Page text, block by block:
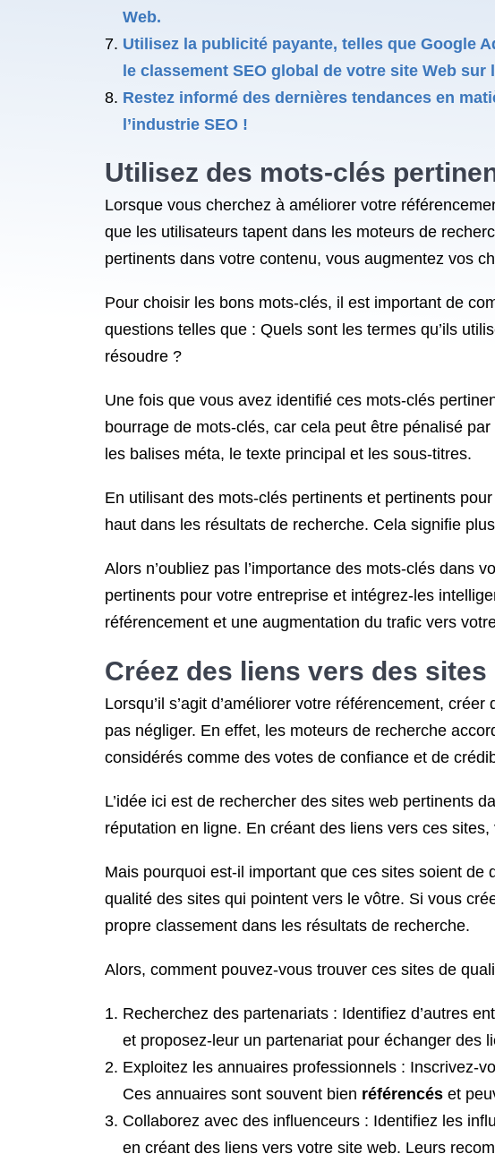
Web.
Utilisez la publicité payante, telles que Google
le classement SEO global de votre site Web sur
Restez informé des dernières tendances en
l’industrie SEO !
Utilisez des mots-clés
Lorsque vous cherchez à améliorer votre
que les utilisateurs tapent dans les moteurs de
pertinents dans votre contenu, vous augmentez vos
Pour choisir les bons mots-clés, il est important de
questions telles que : Quels sont les termes qu’ils
résoudre ?
Une fois que vous avez identifié ces mots-clés
bourrage de mots-clés, car cela peut être pénalisé
les balises méta, le texte principal et les sous-titres.
En utilisant des mots-clés pertinents et pertinents
haut dans les résultats de recherche. Cela signifie
Alors n’oubliez pas l’importance des mots-clés dans
pertinents pour votre entreprise et intégrez-les
référencement et une augmentation du trafic vers
Créez des liens vers des
Lorsqu’il s’agit d’améliorer votre référencement,
pas négliger. En effet, les moteurs de recherche
considérés comme des votes de confiance et de
L’idée ici est de rechercher des sites web pertinents
réputation en ligne. En créant des liens vers ces
Mais pourquoi est-il important que ces sites soient
qualité des sites qui pointent vers le vôtre. Si vous
propre classement dans les résultats de recherche.
Alors, comment pouvez-vous trouver ces sites de
Recherchez des partenariats : Identifiez d’autres
et proposez-leur un partenariat pour échanger des
Exploitez les annuaires professionnels : Inscrivez-
Ces annuaires sont souvent bien référencés et
Collaborez avec des influenceurs : Identifiez les
en créant des liens vers votre site web. Leurs